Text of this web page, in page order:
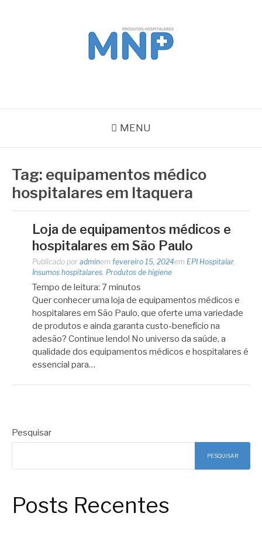
MENU
Tag: equipamentos médico
hospitalares em Itaquera
Loja de equipamentos médicos e
hospitalares em São Paulo
Publicado por adminem fevereiro 15, 2024em EPI Hospitalar,
Insumos hospitalares, Produtos de higiene
Tempo de leitura: 7minutos
Quer conhecer uma loja de equipamentos médicos e
hospitalares em São Paulo, que oferte uma variedade
de produtos e ainda garanta custo-benefício na
adesão? Continue lendo! No universo da saúde, a
qualidade dos equipamentos médicos e hospitalares é
essencial para…
Pesquisar
PESQUISAR
Posts Recentes